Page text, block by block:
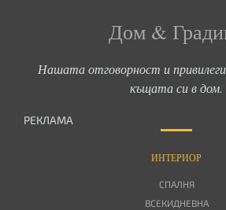
Дом &
Нашата отговорност и
къщата си в дом.
РЕКЛАМА
ИНТЕРИОР
СПАЛНЯ
ВСЕКИДНЕВНА